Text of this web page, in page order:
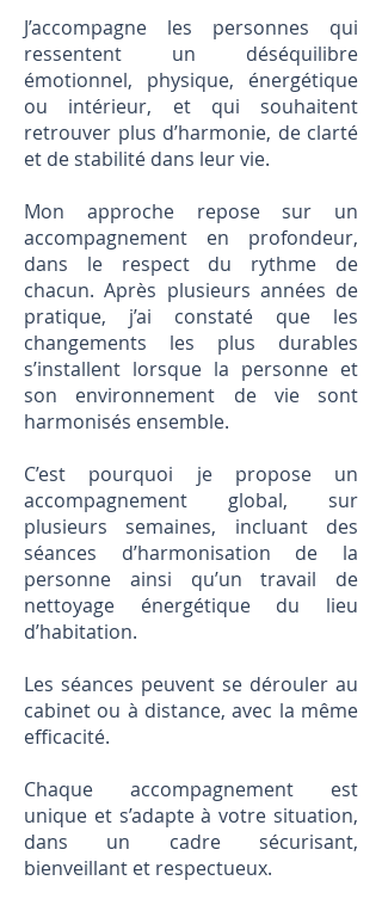
J’accompagne les personnes qui
ressentent un déséquilibre
émotionnel, physique, énergétique
ou intérieur, et qui souhaitent
retrouver plus d’harmonie, de clarté
et de stabilité dans leur vie.
Mon approche repose sur un
accompagnement en profondeur,
dans le respect du rythme de
chacun. Après plusieurs années de
pratique, j’ai constaté que les
changements les plus durables
s’installent lorsque la personne et
son environnement de vie sont
harmonisés ensemble.
C’est pourquoi je propose un
accompagnement global, sur
plusieurs semaines, incluant des
séances d’harmonisation de la
personne ainsi qu’un travail de
nettoyage énergétique du lieu
d’habitation.
Les séances peuvent se dérouler au
cabinet ou à distance, avec la même
efficacité.
Chaque accompagnement est
unique et s’adapte à votre situation,
dans un cadre sécurisant,
bienveillant et respectueux.